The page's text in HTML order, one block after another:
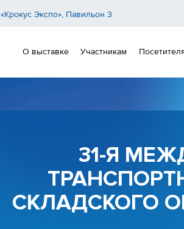
Экспо», Павильон 3
О выставке Участникам
31-Я
СКЛАДСКОГО